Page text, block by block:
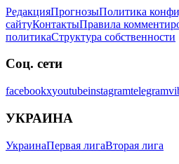
РедакцияПрогнозыПолитика
сайтуКонтактыПравила
политикаСтруктура собственности
Соц. сети
facebookxyoutubeinstagramtelegram
УКРАИНА
УкраинаПервая лигаВторая лига